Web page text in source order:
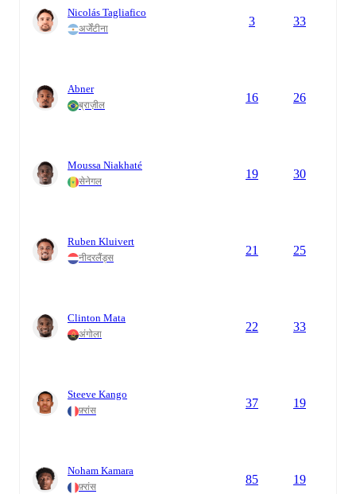
Nicolás Tagliafico
अर्जेंटीना
3 33
Abner
ब्राज़ील
16 26
Moussa Niakhaté
सेनेगल
19 30
Ruben Kluivert
नीदरलैंड्स
21 25
Clinton Mata
अंगोला
22 33
Steeve Kango
फ़्रांस
37 19
Noham Kamara
फ़्रांस
85 19